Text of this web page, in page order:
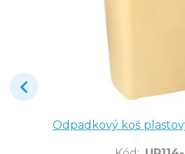
Odpadkový koš